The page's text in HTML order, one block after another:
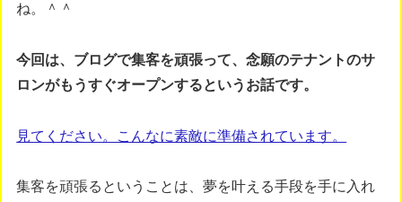
ね。＾＾
今回は、ブログで集客を頑張って、念願のテナントのサ
ロンがもうすぐオープンするというお話です。
見てください。こんなに素敵に準備されています。
集客を頑張るということは、夢を叶える手段を手に入れ